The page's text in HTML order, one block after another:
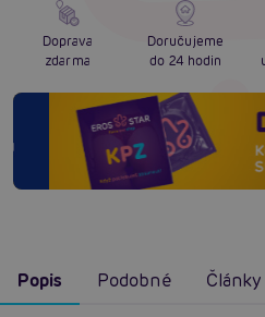
Doprava
zdarma
Doručujeme
do 24 hodin
Popis Podobné Články